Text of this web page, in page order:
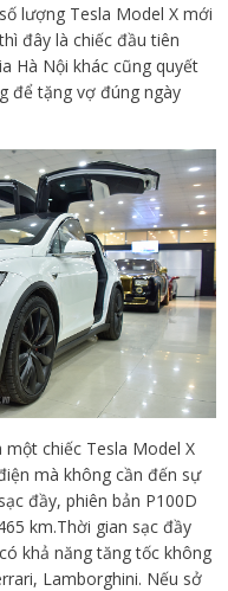
lượng Tesla Model X mới
đây là chiếc đầu tiên
Hà Nội khác cũng quyết
để tặng vợ đúng ngày
chiếc Tesla Model X
mà không cần đến sự
đầy, phiên bản P100D
km.Thời gian sạc đầy
khả năng tăng tốc không
Lamborghini. Nếu sở